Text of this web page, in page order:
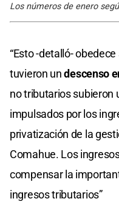
Los números de enero
“Esto -detalló-
tuvieron undescenso
no tributarios subieron
impulsados por los
privatización de la
Comahue. Los
compensar la
ingresos tributarios”